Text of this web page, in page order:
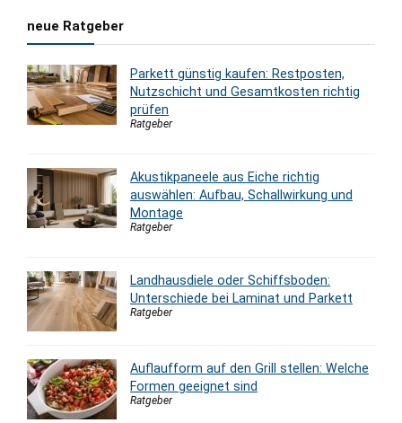
neue Ratgeber
Parkett günstig kaufen: Restposten,
Nutzschicht und Gesamtkosten richtig
prüfen
Ratgeber
Akustikpaneele aus Eiche richtig
auswählen: Aufbau, Schallwirkung und
Montage
Ratgeber
Landhausdiele oder Schiffsboden:
Unterschiede bei Laminat und Parkett
Ratgeber
Auflaufform auf den Grill stellen: Welche
Formen geeignet sind
Ratgeber